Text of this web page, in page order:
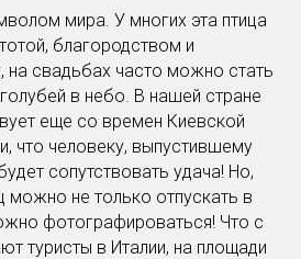
мира. У многих эта птица
благородством и
на свадьбах часто можно стать
в небо. В нашей стране
еще со времен Киевской
что человеку, выпустившему
сопутствовать удача! Но,
можно не только отпускать в
фотографироваться! Что с
туристы в Италии, на площади